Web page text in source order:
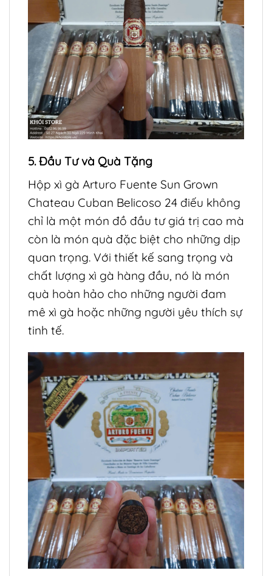
5. Đầu Tư và Quà Tặng
Hộp xì gà Arturo Fuente Sun Grown
Chateau Cuban Belicoso 24 điếu không
chỉ là một món đồ đầu tư giá trị cao mà
còn là món quà đặc biệt cho những dịp
quan trọng. Với thiết kế sang trọng và
chất lượng xì gà hàng đầu, nó là món
quà hoàn hảo cho những người đam
mê xì gà hoặc những người yêu thích sự
tinh tế.